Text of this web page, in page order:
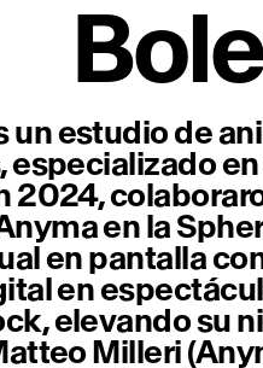
un estudio de
especializado
2024,
en la
en pantalla
en
elevando su
Milleri